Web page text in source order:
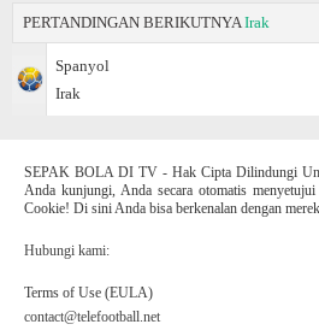
PERTANDINGAN BERIKUTNYA Irak
Spanyol
Irak
SEPAK BOLA DI TV - Hak Cipta Dilindungi
Anda kunjungi, Anda secara otomatis
Cookie! Di sini Anda bisa berkenalan dengan
Hubungi kami:
Terms of Use (EULA)
contact@telefootball.net